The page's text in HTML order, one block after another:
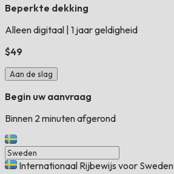
Beperkte dekking
Alleen digitaal 1 jaar geldigheid
$49
Aan de slag
Begin uw aanvraag
Binnen 2 minuten afgerond
Internationaal Rijbewijs voor Sweden